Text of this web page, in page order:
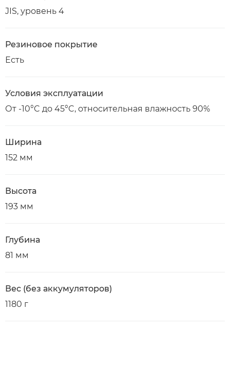
JIS, уровень 4
Резиновое покрытие
Есть
Условия эксплуатации
От -10°C до 45°C, относительная влажность 90%
Ширина
152 мм
Высота
193 мм
Глубина
81 мм
Вес (без аккумуляторов)
1180 г